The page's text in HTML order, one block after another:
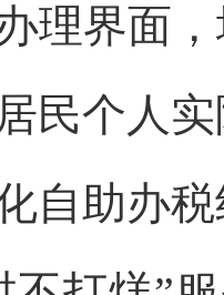
理界面
民个人
助办税